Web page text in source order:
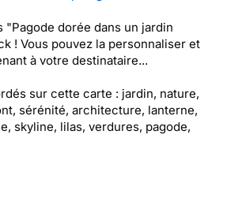
"Pagode dorée dans un jardin
! Vous pouvez la personnaliser et
à votre destinataire...
sur cette carte : jardin, nature,
sérénité, architecture, lanterne,
skyline, lilas, verdures, pagode,